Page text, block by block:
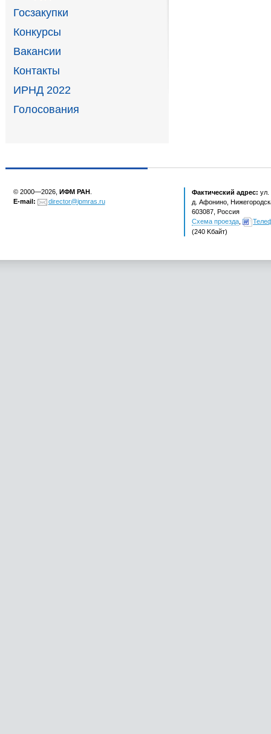
Госзакупки
Конкурсы
Вакансии
Контакты
ИРНД 2022
Голосования
© 2000—2026, ИФМ РАН
E-mail:
director@ipmras.ru
Фактический адрес: ул.
д. Афонино,
603087, Россия
Схема проезда
(240 Kбайт)